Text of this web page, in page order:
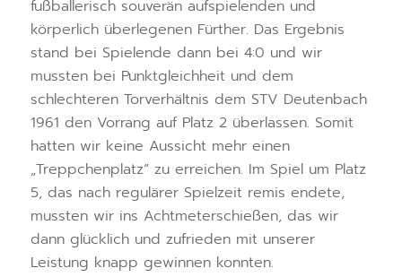
fußballerisch souverän aufspielenden und
körperlich überlegenen Fürther. Das Ergebnis
stand bei Spielende dann bei 4:0 und wir
mussten bei Punktgleichheit und dem
schlechteren Torverhältnis dem STV Deutenbach
1961 den Vorrang auf Platz 2 überlassen. Somit
hatten wir keine Aussicht mehr einen
„Treppchenplatz“ zu erreichen. Im Spiel um Platz
5, das nach regulärer Spielzeit remis endete,
mussten wir ins Achtmeterschießen, das wir
dann glücklich und zufrieden mit unserer
Leistung knapp gewinnen konnten.